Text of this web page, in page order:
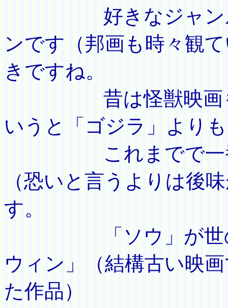
好きなジャンルは
ンです（邦画も時々観
きですね。
昔は怪獣映画も好
いうと「ゴジラ」より
これまでで一番恐
（恐いと言うよりは後
す。
「ソウ」が世の中
ウィン」（結構古い映
た作品）